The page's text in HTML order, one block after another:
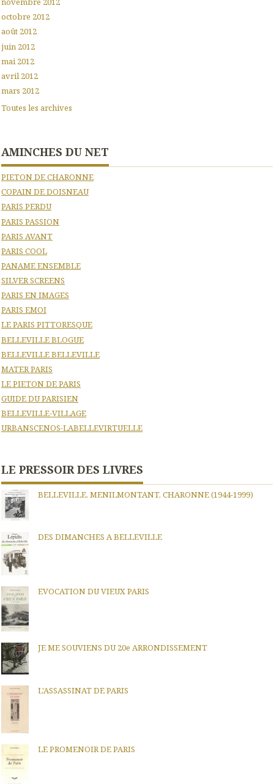
octobre 2012
août 2012
juin 2012
mai 2012
avril 2012
mars 2012
Toutes les archives
AMINCHES DU NET
PIETON DE CHARONNE
COPAIN DE DOISNEAU
PARIS PERDU
PARIS PASSION
PARIS AVANT
PARIS COOL
PANAME ENSEMBLE
SILVER SCREENS
PARIS EN IMAGES
PARIS EMOI
LE PARIS PITTORESQUE
BELLEVILLE BLOGUE
BELLEVILLE BELLEVILLE
MATER PARIS
LE PIETON DE PARIS
GUIDE DU PARISIEN
BELLEVILLE-VILLAGE
URBANSCENOS-LABELLEVIRTUELLE
LE PRESSOIR DES LIVRES
BELLEVILLE, MENILMONTANT, CHARONNE (1944-1999)
DES DIMANCHES A BELLEVILLE
EVOCATION DU VIEUX PARIS
JE ME SOUVIENS DU 20e ARRONDISSEMENT
L'ASSASSINAT DE PARIS
LE PROMENOIR DE PARIS